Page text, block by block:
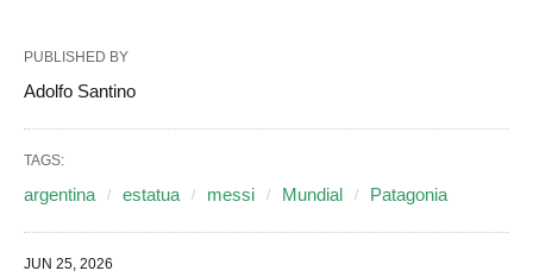
PUBLISHED BY
Adolfo Santino
TAGS:
argentina estatua messi Mundial Patagonia
JUN 25, 2026